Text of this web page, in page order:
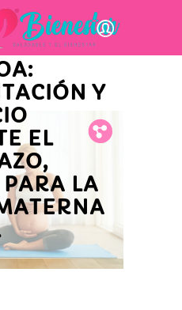
Fb.
Tw.
Pin.
DE
Y
EL
PARA LA